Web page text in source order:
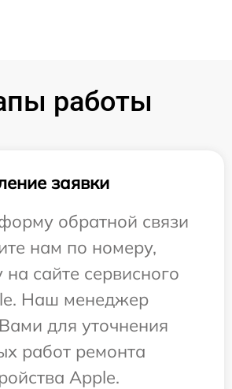
работы
заявки
обратной связи
нам по номеру,
сайте сервисного
Наш менеджер
для уточнения
работ ремонта
Apple.